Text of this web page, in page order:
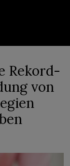
Rekord-
von